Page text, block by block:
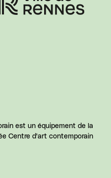
est un équipement de la
Centre d'art contemporain